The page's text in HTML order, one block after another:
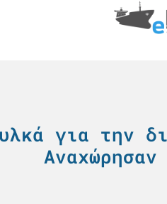
για την